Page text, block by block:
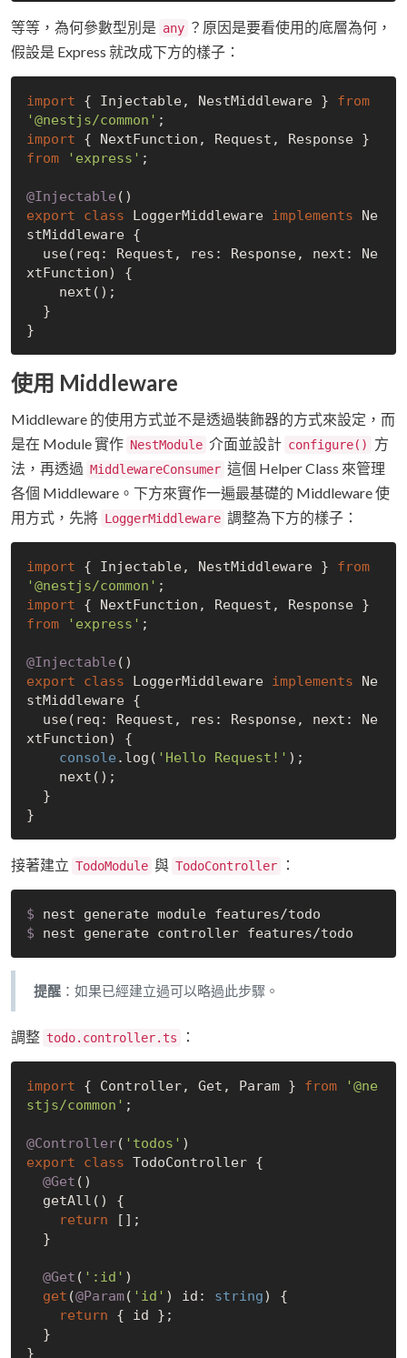
等等，為何參數型別是 any ？原因是要看使用的底層為何，
假設是 Express 就改成下方的樣子：
import { Injectable, NestMiddleware } from
'@nestjs/common'
import
from
'express' ;
@Injectable
export
class LoggerMiddleware implements Ne
stMiddleware {
xtFunction) {
使用 Middleware
Middleware 的使用方式並不是透過裝飾器的方式來設定，而
是在 Module 實作 NestModule 介面並設計 configure()
方
法，再透過 MiddlewareConsumer 這個 Helper Class 來管理
各個 Middleware。下方來實作一遍最基礎的 Middleware 使
用方式，先將 LoggerMiddleware 調整為下方的樣子：
import { Injectable, NestMiddleware } from
'@nestjs/common'
import
from
'express' ;
@Injectable
export
class LoggerMiddleware implements Ne
stMiddleware {
xtFunction) {
console .log( 'Hello Request!' );
接著建立 TodoModule 與 TodoController ：
$ nest generate module features/todo
$ nest generate controller features/todo
提醒 ：如果已經建立過可以略過此步驟。
調整 todo.controller.ts ：
import { Controller, Get, Param } from
'@ne
stjs/common' ;
@Controller( 'todos'
export
class TodoController {
@Get ()
return [];
@Get ( ':id' )
get (@Param( 'id' ) id: string) {
return { id };